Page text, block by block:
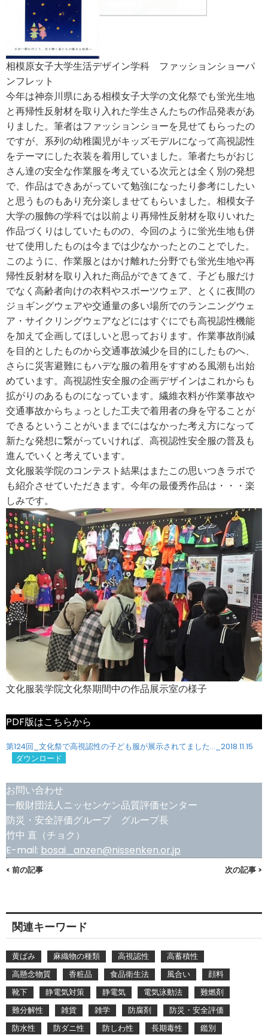
相模原女子大学生活デザイン学科 ファッションショーパ
ンフレット
今年は神奈川県にある相模女子大学の文化祭でも蛍光生地
と再帰性反射材を取り入れた学生さんたちの作品発表があ
りました。筆者はファッションショーを見せてもらったの
ですが、系列の幼稚園児がキッズモデルになって高視認性
をテーマにした衣装を着用していました。筆者たちがおじ
さん達の安全な作業服を考えている次元とは全く別の発想
で、作品はできあがっていて勉強になったり参考にしたい
と思うものもあり充分楽しませてもらいました。相模女子
大学の服飾の学科では以前より再帰性反射材を取りいれた
作品づくりはしていたものの、今回のように蛍光生地も併
せて使用したものは今までは少なかったとのことでした。
このように、作業服とはかけ離れた分野でも蛍光生地や再
帰性反射材を取り入れた商品ができてきて、子ども服だけ
でなく高齢者向けの衣料やスポーツウェア、とくに夜間の
ジョギングウェアや交通量の多い場所でのランニングウェ
ア・サイクリングウェアなどにはすぐにでも高視認性機能
を加えて企画してほしいと思っております。作業事故削減
を目的としたものから交通事故減少を目的にしたものへ、
さらに災害避難にもハデな服の着用をすすめる風潮も出始
めています。高視認性安全服の企画デザインはこれからも
拡がりのあるものになっています。繊維衣料が作業事故や
交通事故からちょっとした工夫で着用者の身を守ることが
できるということがいままでにはなかった考え方になって
新たな発想に繋がっていければ、高視認性安全服の普及も
進んでいくと考えています。
文化服装学院のコンテスト結果はまたこの思いつきラボで
も紹介させていただきます。今年の最優秀作品は・・・楽
しみです。
文化服装学院文化祭期間中の作品展示室の様子
PDF版はこちらから
第124回_文化祭で高視認性の子ども服が展示されてました…_2018.11.15
ダウンロード
お問い合わせ
一般財団法人ニッセンケン品質評価センター
防災・安全評価グループ グループ長
竹中 直（チョク）
E-mail: bosai_anzen@nissenken.or.jp
< 前の記事 次の記事 >
関連キーワード
黄ばみ 麻織物の種類 高視認性
高蓄積性
高懸念物質
香粧品 食品衛生法 風合い
顔料
靴下
静電気対策 静電気 電気泳動法
難燃剤
難分解性
雑貨 雑学 防腐剤
防災・安全評価
防水性
防ダニ性 防しわ性 長期毒性
鑑別